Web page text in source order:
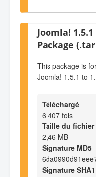
Joomla!
Package
This package is
Joomla! 1.5.1 to
Téléchargé
6 407 fois
Taille du fichier
2,46 MB
Signature MD5
Signature SHA1